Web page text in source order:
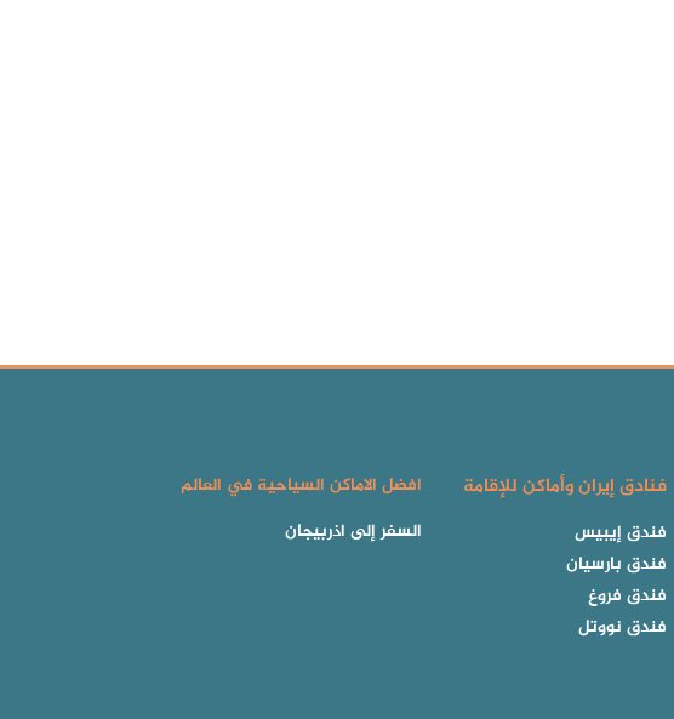
فنادق إيران وأماكن للإقامة
فندق إيبيس
فندق بارسيان
فندق فروغ
فندق نووتل
افضل الاماكن السياحية في العالم
السفر إلى اذربيجان